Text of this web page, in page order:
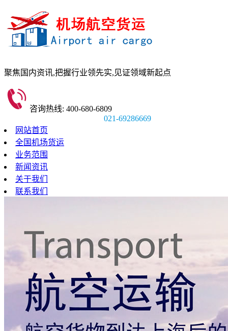
聚焦国内资讯,把握行业领先实,见证领域新起点
咨询热线: 400-680-6809
021-69286669
网站首页
全国机场货运
业务范围
新闻资讯
关于我们
联系我们